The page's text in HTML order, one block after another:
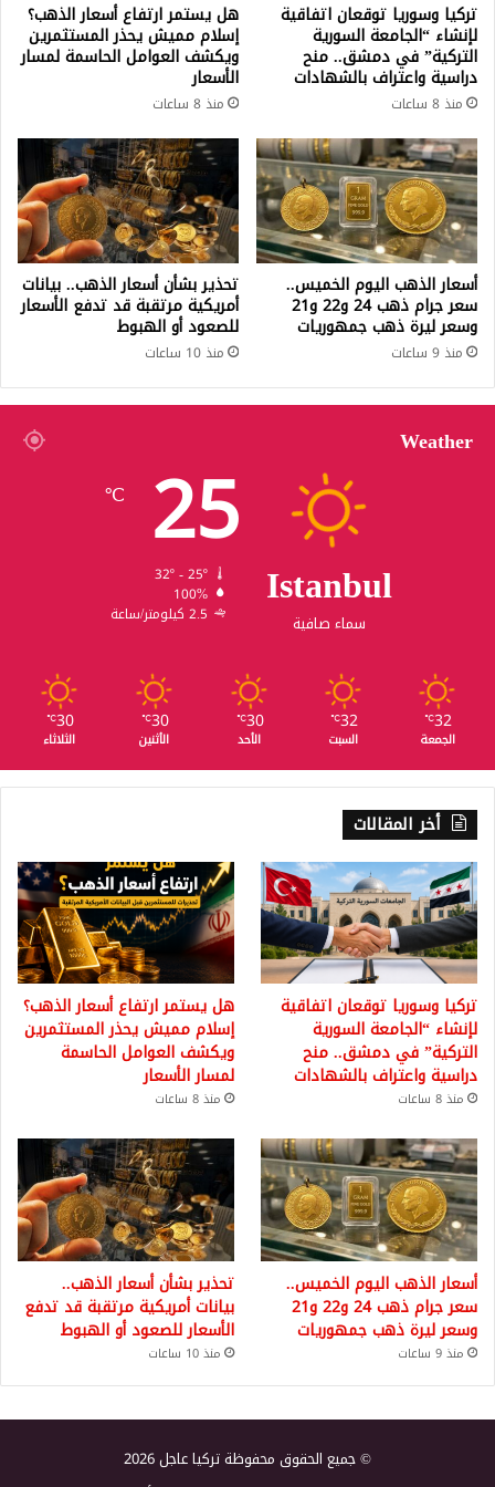
تركيا وسوريا توقعان اتفاقية
لإنشاء “الجامعة السورية
التركية” في دمشق.. منح
دراسية واعتراف بالشهادات
منذ 8 ساعات
هل يستمر ارتفاع أسعار الذهب؟
إسلام مميش يحذر المستثمرين
ويكشف العوامل الحاسمة لمسار
الأسعار
منذ 8 ساعات
أسعار الذهب اليوم الخميس..
سعر جرام ذهب 24 و22 و21
وسعر ليرة ذهب جمهوريات
منذ 9 ساعات
تحذير بشأن أسعار الذهب.. بيانات
أمريكية مرتقبة قد تدفع الأسعار
للصعود أو الهبوط
منذ 10 ساعات
Weather
Istanbul
سماء صافية
25
℃
32º - 25º
100%
2.5 كيلومتر/ساعة
32
℃
الجمعة
32
℃
السبت
30
℃
الأحد
30
℃
الأثنين
30
℃
الثلاثاء
أخر المقالات
تركيا وسوريا توقعان اتفاقية
لإنشاء “الجامعة السورية
التركية” في دمشق.. منح
دراسية واعتراف بالشهادات
منذ 8 ساعات
هل يستمر ارتفاع أسعار الذهب؟
إسلام مميش يحذر المستثمرين
ويكشف العوامل الحاسمة
لمسار الأسعار
منذ 8 ساعات
أسعار الذهب اليوم الخميس..
سعر جرام ذهب 24 و22 و21
وسعر ليرة ذهب جمهوريات
منذ 9 ساعات
تحذير بشأن أسعار الذهب..
بيانات أمريكية مرتقبة قد تدفع
الأسعار للصعود أو الهبوط
منذ 10 ساعات
© جميع الحقوق محفوظة تركيا عاجل 2026